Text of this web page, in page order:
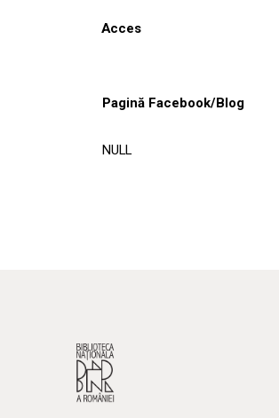
Acces
Pagină Facebook/Blog
NULL